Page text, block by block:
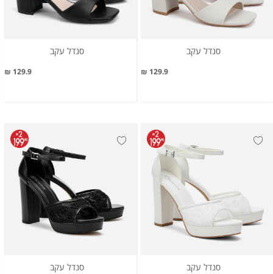
סנדל עקב
129.9 ₪
סנדל עקב
129.9 ₪
סנדל עקב סנדל עקב